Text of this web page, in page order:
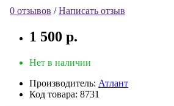
0 отзывов /Написать отзыв
1 500 р.
Нет в наличии
Производитель: Атлант
Код товара: 8731